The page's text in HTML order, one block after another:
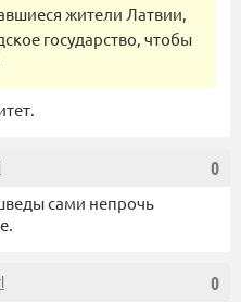
жители Латвии,
государство, чтобы
0
сами непрочь
0